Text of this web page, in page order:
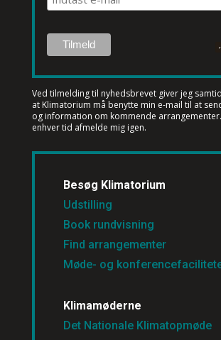
Ved tilmelding til nyhedsbrevet giver jeg
at Klimatorium må benytte min e-mail til at
og information om kommende arrangementer.
enhver tid afmelde mig igen.
Besøg Klimatorium
Udstilling
Book rundvisning
Find arrangementer
Møde- og
Klimamøderne
Det Nationale Klimatopmøde